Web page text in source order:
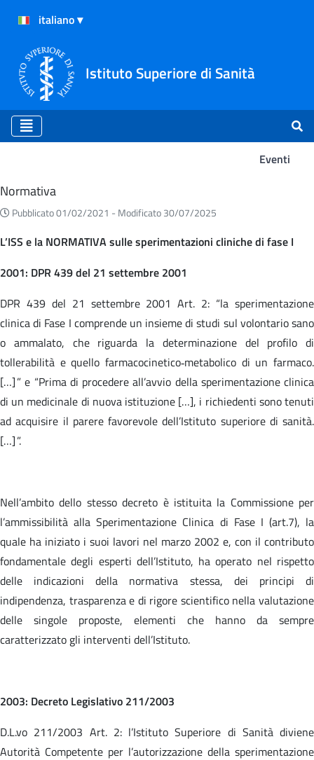
Istituto Superiore di Sanità
Eventi
Eventi
Normativa
Pubblicato 01/02/2021 - Modificato 30/07/2025
L’ISS e la NORMATIVA sulle sperimentazioni cliniche di fase I
2001: DPR 439 del 21 settembre 2001
DPR 439 del 21 settembre 2001 Art. 2: “la sperimentazione
clinica di Fase I comprende un insieme di studi sul volontario sano
o ammalato, che riguarda la determinazione del profilo di
tollerabilità e quello farmacocinetico‐metabolico di un farmaco.
[…] ” e “Prima di procedere all’avvio della sperimentazione clinica
di un medicinale di nuova istituzione […], i richiedenti sono tenuti
ad acquisire il parere favorevole dell’Istituto superiore di sanità.
[…] ”.
Nell’ambito dello stesso decreto è istituita la Commissione per
l’ammissibilità alla Sperimentazione Clinica di Fase I (art.7), la
quale ha iniziato i suoi lavori nel marzo 2002 e, con il contributo
fondamentale degli esperti dell’Istituto, ha operato nel rispetto
delle indicazioni della normativa stessa, dei principi di
indipendenza, trasparenza e di rigore scientifico nella valutazione
delle singole proposte, elementi che hanno da sempre
caratterizzato gli interventi dell’Istituto.
2003: Decreto Legislativo 211/2003
D.L.vo 211/2003 Art. 2: l’Istituto Superiore di Sanità diviene
Autorità Competente per l’autorizzazione della sperimentazione